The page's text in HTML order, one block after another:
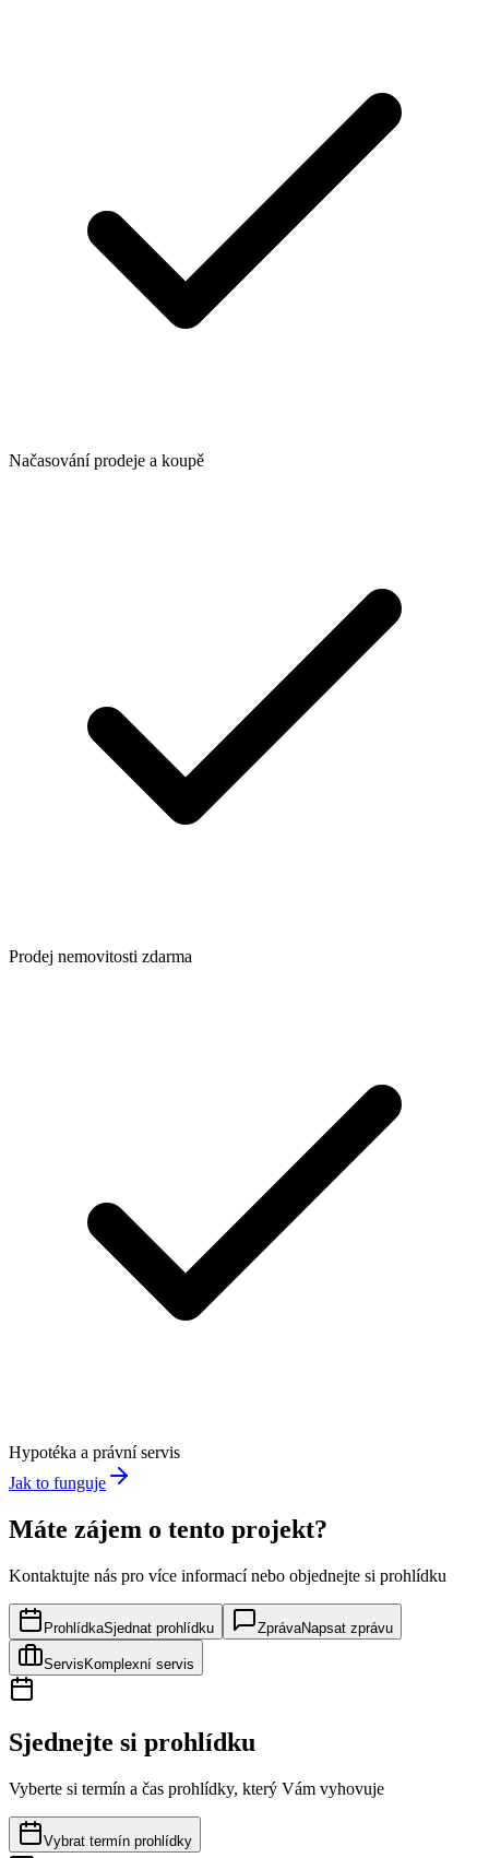
Načasování prodeje a koupě
Prodej nemovitosti zdarma
Hypotéka a právní servis
Jak to funguje
Máte zájem o tento projekt?
Kontaktujte nás pro více informací nebo objednejte si prohlídku
ProhlídkaSjednat prohlídku ZprávaNapsat zprávu
ServisKomplexní servis
Sjednejte si prohlídku
Vyberte si termín a čas prohlídky, který Vám vyhovuje
Vybrat termín prohlídky